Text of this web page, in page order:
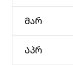
Მარ
Აპრ